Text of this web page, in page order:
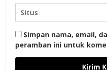
Simpan nama, email,
peramban ini untuk